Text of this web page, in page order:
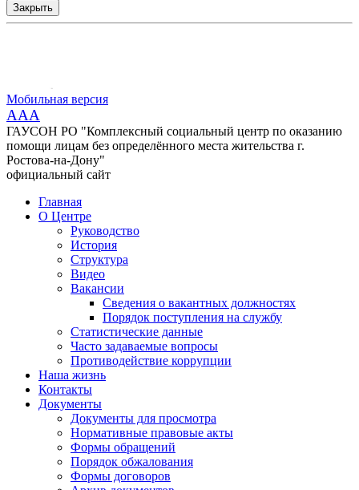
Закрыть
Мобильная версия
AAA
ГАУСОН РО "Комплексный социальный центр по оказанию
помощи лицам без определённого места жительства г.
Ростова-на-Дону"
официальный сайт
Главная
О Центре
Руководство
История
Структура
Видео
Вакансии
Сведения о вакантных должностях
Порядок поступления на службу
Статистические данные
Часто задаваемые вопросы
Противодействие коррупции
Наша жизнь
Контакты
Документы
Документы для просмотра
Нормативные правовые акты
Формы обращений
Порядок обжалования
Формы договоров